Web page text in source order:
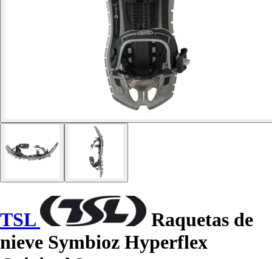
TSL
Raquetas de
nieve Symbioz Hyperflex